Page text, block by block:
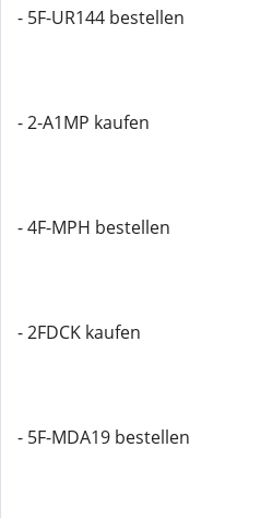
- 5F-UR144 bestellen
- 2-A1MP kaufen
- 4F-MPH bestellen
- 2FDCK kaufen
- 5F-MDA19 bestellen